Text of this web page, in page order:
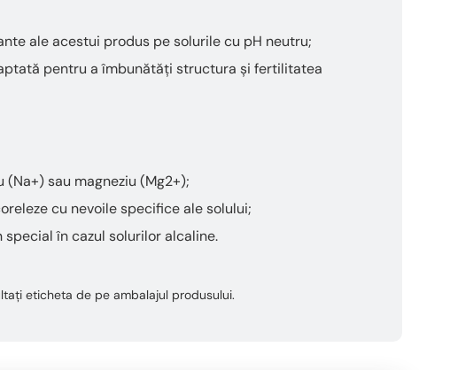
ale acestui produs pe solurile cu pH neutru;
pentru a îmbunătăți structura și fertilitatea
sau magneziu (Mg2+);
cu nevoile specifice ale solului;
în cazul solurilor alcaline.
eticheta de pe ambalajul produsului.